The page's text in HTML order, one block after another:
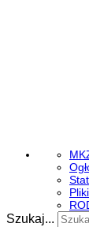
Szukaj...